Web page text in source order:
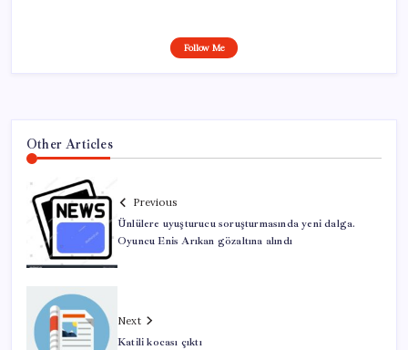
Follow Me
Other Articles
Previous
Ünlülere uyuşturucu soruşturmasında yeni dalga.
Oyuncu Enis Arıkan gözaltına alındı
Next
Katili kocası çıktı